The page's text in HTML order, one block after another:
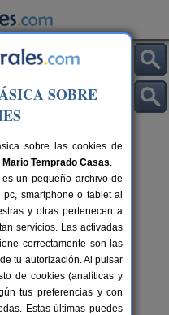
Roda
9 pers.
desde17 €
SOBRE
sobre las cookies de
Mario Temprado Casas.
un pequeño archivo de
smartphone o tablet al
y otras pertenecen a
servicios. Las activadas
correctamente son las
tu autorización. Al pulsar
de cookies (analíticas y
tus preferencias y con
Estas últimas puedes